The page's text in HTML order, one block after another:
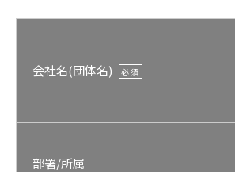
会社名(団体名) 必須
部署/所属